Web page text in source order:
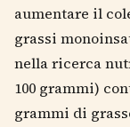
aumentare il
grassi
nella ricerca
100 grammi)
grammi di